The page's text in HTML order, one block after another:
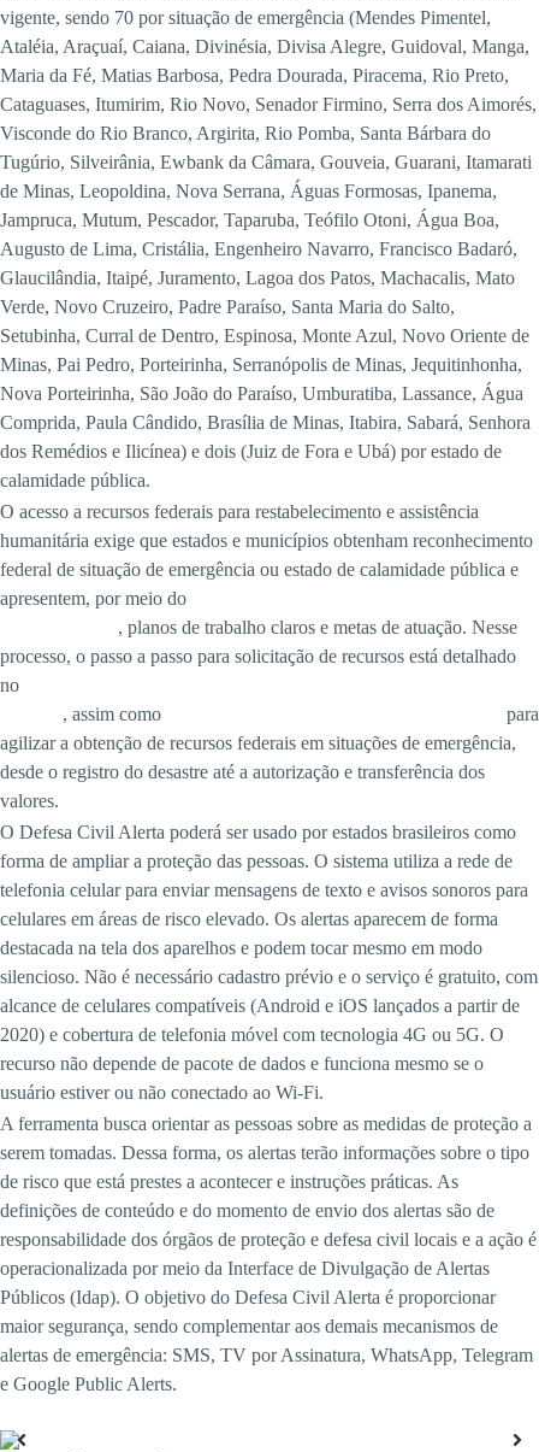
vigente, sendo 70 por situação de emergência (Mendes Pimentel,
Ataléia, Araçuaí, Caiana, Divinésia, Divisa Alegre, Guidoval, Manga,
Maria da Fé, Matias Barbosa, Pedra Dourada, Piracema, Rio Preto,
Cataguases, Itumirim, Rio Novo, Senador Firmino, Serra dos Aimorés,
Visconde do Rio Branco, Argirita, Rio Pomba, Santa Bárbara do
Tugúrio, Silveirânia, Ewbank da Câmara, Gouveia, Guarani, Itamarati
de Minas, Leopoldina, Nova Serrana, Águas Formosas, Ipanema,
Jampruca, Mutum, Pescador, Taparuba, Teófilo Otoni, Água Boa,
Augusto de Lima, Cristália, Engenheiro Navarro, Francisco Badaró,
Glaucilândia, Itaipé, Juramento, Lagoa dos Patos, Machacalis, Mato
Verde, Novo Cruzeiro, Padre Paraíso, Santa Maria do Salto,
Setubinha, Curral de Dentro, Espinosa, Monte Azul, Novo Oriente de
Minas, Pai Pedro, Porteirinha, Serranópolis de Minas, Jequitinhonha,
Nova Porteirinha, São João do Paraíso, Umburatiba, Lassance, Água
Comprida, Paula Cândido, Brasília de Minas, Itabira, Sabará, Senhora
dos Remédios e Ilicínea) e dois (Juiz de Fora e Ubá) por estado de
calamidade pública.
O acesso a recursos federais para restabelecimento e assistência
humanitária exige que estados e municípios obtenham reconhecimento
federal de situação de emergência ou estado de calamidade pública e
apresentem, por meio do
, planos de trabalho claros e metas de atuação. Nesse
processo, o passo a passo para solicitação de recursos está detalhado
no
, assim como
para
agilizar a obtenção de recursos federais em situações de emergência,
desde o registro do desastre até a autorização e transferência dos
valores.
O Defesa Civil Alerta poderá ser usado por estados brasileiros como
forma de ampliar a proteção das pessoas. O sistema utiliza a rede de
telefonia celular para enviar mensagens de texto e avisos sonoros para
celulares em áreas de risco elevado. Os alertas aparecem de forma
destacada na tela dos aparelhos e podem tocar mesmo em modo
silencioso. Não é necessário cadastro prévio e o serviço é gratuito, com
alcance de celulares compatíveis (Android e iOS lançados a partir de
2020) e cobertura de telefonia móvel com tecnologia 4G ou 5G. O
recurso não depende de pacote de dados e funciona mesmo se o
usuário estiver ou não conectado ao Wi-Fi.
A ferramenta busca orientar as pessoas sobre as medidas de proteção a
serem tomadas. Dessa forma, os alertas terão informações sobre o tipo
de risco que está prestes a acontecer e instruções práticas. As
definições de conteúdo e do momento de envio dos alertas são de
responsabilidade dos órgãos de proteção e defesa civil locais e a ação é
operacionalizada por meio da Interface de Divulgação de Alertas
Públicos (Idap). O objetivo do Defesa Civil Alerta é proporcionar
maior segurança, sendo complementar aos demais mecanismos de
alertas de emergência: SMS, TV por Assinatura, WhatsApp, Telegram
e Google Public Alerts.